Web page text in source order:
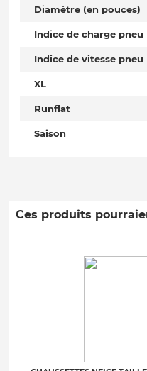
Diamètre (en pouces)
Indice de charge pneu
Indice de vitesse pneu
XL
Runflat
Saison
Ces produits